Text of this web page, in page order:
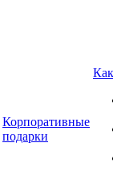
Корпоративные
подарки